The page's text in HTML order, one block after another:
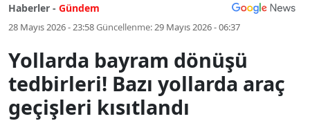
Haberler - Gündem
28 Mayıs 2026 - 23:58Güncellenme:29 Mayıs 2026 - 06:37
Yollarda bayram dönüşü
tedbirleri! Bazı yollarda araç
geçişleri kısıtlandı